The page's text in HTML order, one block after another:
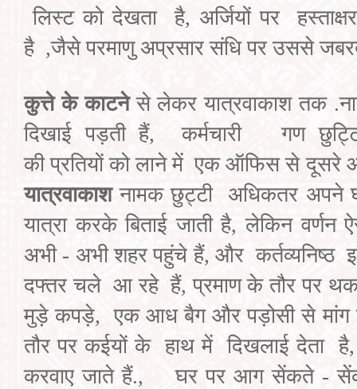
लिस्ट को देखता है, अर्जियों पर
हस्ताक्षर
है,जैसे परमाणु अप्रसार संधि पर उससे
कुत्ते के काटने से लेकर यात्रवाकाश तक
दिखाई पड़ती हैं, कर्मचारी गण
की प्रतियों को लाने में एक ऑफिस से दूसरे
यात्रवाकाश नामक छुट्टी
अधिकतर अपने
यात्रा करके बिताई जाती है,लेकिन वर्णन
अभी - अभी शहर पहुंचे हैं,और कर्तव्यनिष्ठ
दफ्तर चले आ रहे हैं,प्रमाण के तौर पर
मुड़े कपड़े,एक आध बैग और पड़ोसी से
तौर पर कईयों के हाथ में दिखलाई देता है
करवाए जाते हैं.,घर पर आग सेंकते -